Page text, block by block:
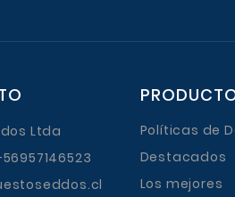
Ltda
Políticas de
Destacados
Los mejores